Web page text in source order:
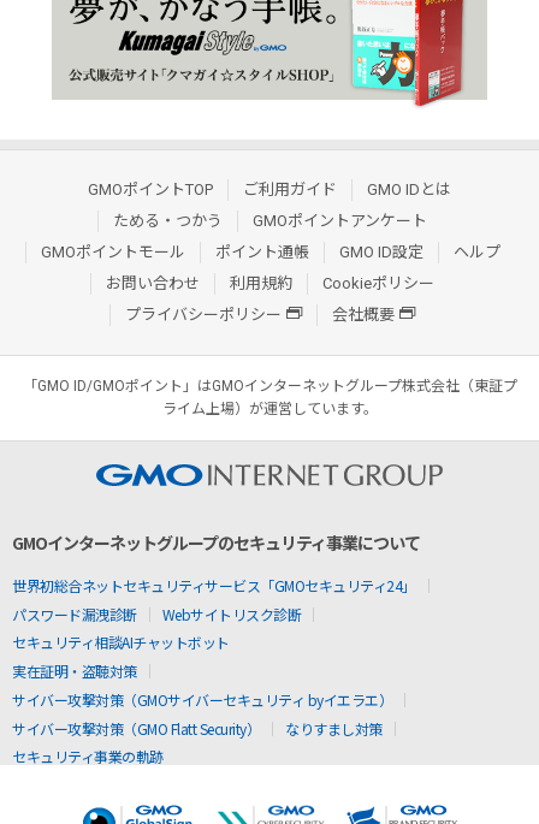
GMOポイントTOP ご利用ガイド
GMO IDとは
ためる・つかう
GMOポイントアンケート
GMOポイントモール
ポイント通帳 GMO ID設定
ヘルプ
お問い合わせ
利用規約
Cookieポリシー
プライバシーポリシー
会社概要
「GMO ID/GMOポイント」はGMOインターネットグループ株式会社（東証プ
ライム上場）が運営しています。
GMOインターネットグループのセキュリティ事業について
世界初総合ネットセキュリティサービス「GMOセキュリティ24」
パスワード漏洩診断
Webサイトリスク診断
セキュリティ相談AIチャットボット
実在証明・盗聴対策
サイバー攻撃対策（GMOサイバーセキュリティ byイエラエ）
サイバー攻撃対策（GMO Flatt Security）
なりすまし対策
セキュリティ事業の軌跡